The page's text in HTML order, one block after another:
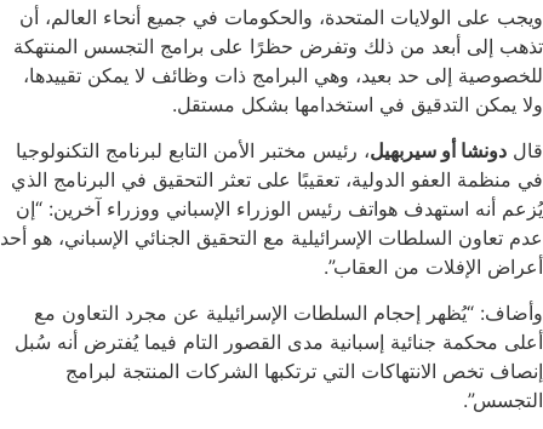
ويجب على الولايات المتحدة، والحكومات في جميع أنحاء العالم، أن
تذهب إلى أبعد من ذلك وتفرض حظرًا على برامج التجسس المنتهكة
للخصوصية إلى حد بعيد، وهي البرامج ذات وظائف لا يمكن تقييدها،
ولا يمكن التدقيق في استخدامها بشكل مستقل.
قال دونشا أو سيربهيل، رئيس مختبر الأمن التابع لبرنامج التكنولوجيا
في منظمة العفو الدولية، تعقيبًا على تعثر التحقيق في البرنامج الذي
يُزعم أنه استهدف هواتف رئيس الوزراء الإسباني ووزراء آخرين: “إن
عدم تعاون السلطات الإسرائيلية مع التحقيق الجنائي الإسباني، هو أحد
أعراض الإفلات من العقاب”.
وأضاف: “يُظهر إحجام السلطات الإسرائيلية عن مجرد التعاون مع
أعلى محكمة جنائية إسبانية مدى القصور التام فيما يُفترض أنه سُبل
إنصاف تخص الانتهاكات التي ترتكبها الشركات المنتجة لبرامج
التجسس”.